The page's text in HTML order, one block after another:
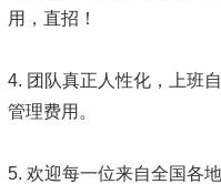
用，直招！
4. 团队真正人性化，上班
管理费用。
5. 欢迎每一位来自全国各